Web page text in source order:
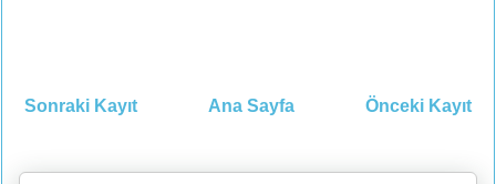
Sonraki Kayıt Önceki Kayıt
Ana Sayfa